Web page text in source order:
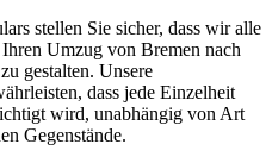
stellen Sie sicher, dass wir alle
Umzug von Bremen nach
gestalten. Unsere
dass jede Einzelheit
wird, unabhängig von Art
Gegenstände.